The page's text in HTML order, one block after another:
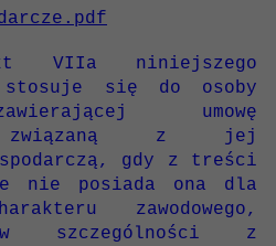
VIIa niniejszego
stosuje się do osoby
umowę
związaną z jej
gdy z treści
nie posiada ona dla
zawodowego,
w szczególności z